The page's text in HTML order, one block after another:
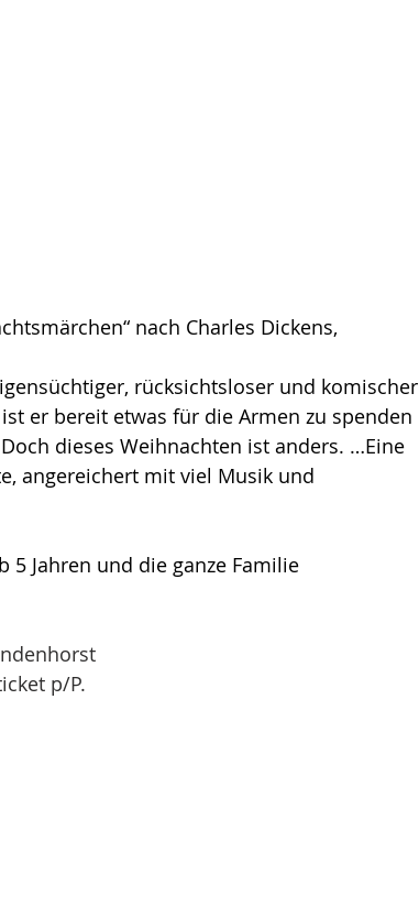
nach Charles Dickens,
rücksichtsloser und komischer
er bereit etwas für die Armen zu spenden
dieses Weihnachten ist anders. …Eine
angereichert mit viel Musik und
5 Jahren und die ganze Familie
p/P.